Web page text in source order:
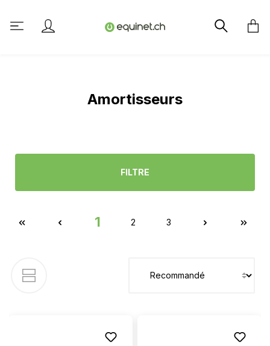
Amortisseurs
FILTRE
1 2 3